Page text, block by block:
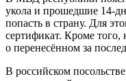
укола и прошедшие 14-
попасть в страну. Для
сертификат. Кроме того,
о перенесённом за
В российском